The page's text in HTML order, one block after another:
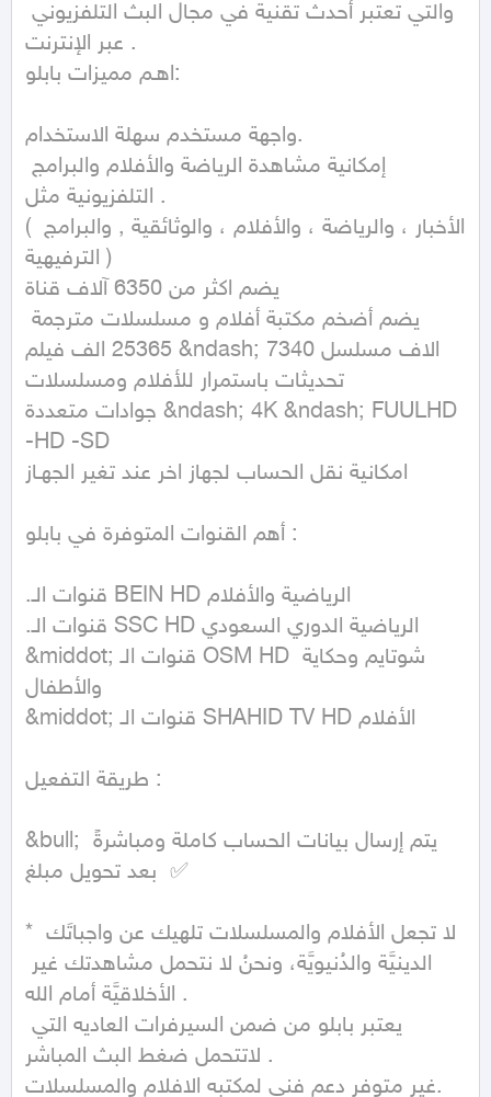
عبر الإنترنت .
اهـم مميزات بابلو:
واجهة مستخدم سهلة الاستخدام.
التلفزيونية مثل .
( الأخبار ، والرياضة ، والأفلام ، والوثائقية , والبرامج
الترفيهية )
يضم اكثر من 6350 آلاف قناة
25365 الف فيلم &ndash; 7340 الاف مسلسل
تحديثات باستمرار للأفلام ومسلسلات
جوادات متعددة &ndash; 4K &ndash; FUULHD
-HD -SD
امكانية نقل الحساب لجهاز اخر عند تغير الجهـاز
أهم القنوات المتوفرة في بابلو :
.قنوات الـ BEIN HD الرياضية والأفلام
.قنوات الـ SSC HD الرياضية الدوري السعودي
&middot; قنوات الـ OSM HD شوتايم وحكاية
والأطفال
&middot; قنوات الـ SHAHID TV HD الأفلام
طريقة التفعيل :
&bull; يتم إرسال بيانات الحساب كاملة ومباشرةً
بعد تحويل مبلغ  ✅
* لا تجعل الأفلام والمسلسلات تلهيك عن واجباتَك
الأخلاقيَّة أمام الله .
لاتتحمل ضغط البث المباشر .
غير متوفر دعم فني لمكتبه الافلام والمسلسلات.